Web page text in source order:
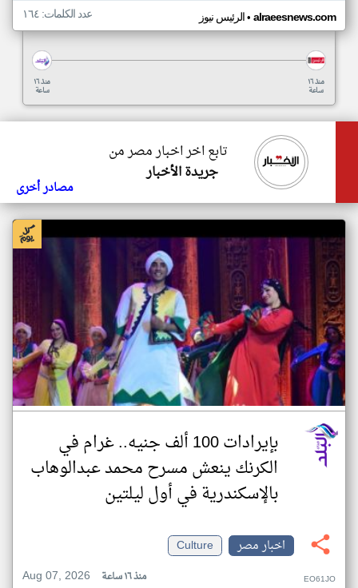
الرئيس نيوز• alraeesnews.com عدد الكلمات: ١٦٤
منذ ١٦
ساعة
منذ ١٦
ساعة
تابع اخر اخبار مصر من
جريدة الأخبار
مصادر أخرى
بإيرادات 100 ألف جنيه.. غرام في
الكرنك ينعش مسرح محمد عبدالوهاب
بالإسكندرية في أول ليلتين
اخبار مصر
Culture
Aug 07, 2026
منذ ١٦ ساعة EO61JO